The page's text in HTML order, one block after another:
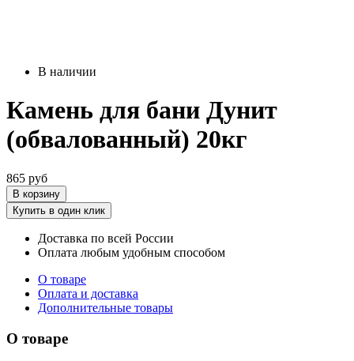
В наличии
Камень для бани Дунит
(обвалованный) 20кг
865 руб
В корзину
Купить в один клик
Доставка по всей России
Оплата любым удобным способом
О товаре
Оплата и доставка
Дополнительные товары
О товаре